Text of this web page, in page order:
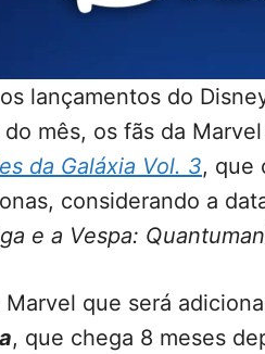
lançamentos do
mês, os fãs da
da Galáxia Vol. 3, que
considerando a
e a Vespa:
que será
, que chega 8 meses